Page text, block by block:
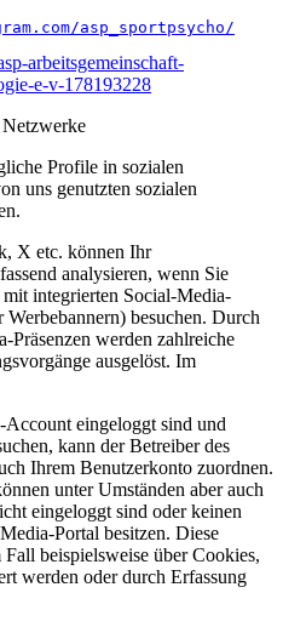
asp_sportpsycho/
arbeitsgemeinschaft-
e-v-178193228
Profile in sozialen
uns genutzten sozialen
X etc. können Ihr
analysieren, wenn Sie
mit integrierten Social-Media-
besuchen. Durch
Präsenzen werden zahlreiche
ausgelöst. Im
eingeloggt sind und
kann der Betreiber des
Ihrem Benutzerkonto zuordnen.
unter Umständen aber auch
eingeloggt sind oder keinen
Portal besitzen. Diese
beispielsweise über Cookies,
werden oder durch Erfassung